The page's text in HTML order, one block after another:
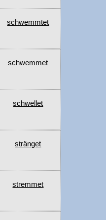
schwemmtet
schwemmet
schwellet
stränget
stremmet